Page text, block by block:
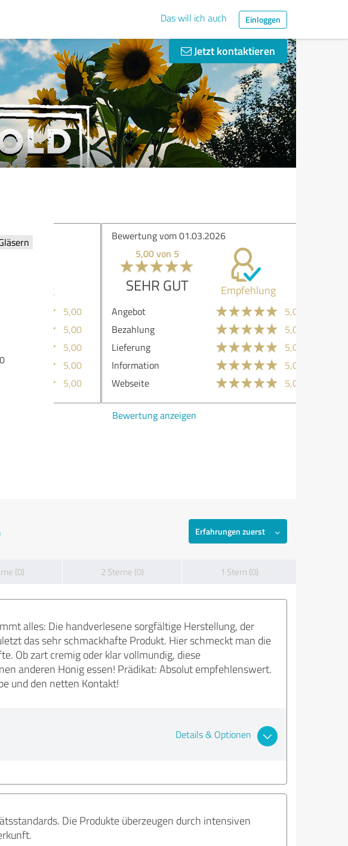
Das will ich auch Einloggen
Jetzt kontaktieren
Bewertung vom 01.03.2026
SEHR GUT Empfehlung
Angebot
5,00
Bezahlung
5,00
Lieferung
5,00
Information
5,00
Webseite
5,00
Bewertung anzeigen
Erfahrungen zuerst
(0) 2 Sterne (0) 1 Stern (0)
alles: Die handverlesene sorgfältige Herstellung, der
das sehr schmackhafte Produkt. Hier schmeckt man die
Ob zart cremig oder klar vollmundig, diese
anderen Honig essen! Prädikat: Absolut empfehlenswert.
und den netten Kontakt!
Details & Optionen
Die Produkte überzeugen durch intensiven